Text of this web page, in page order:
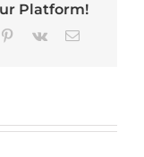
Platform!
Pinterest
Vk Email